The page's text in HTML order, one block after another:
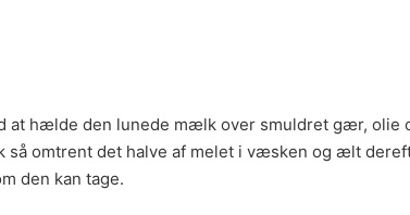
at hælde den lunede mælk over smuldret gær, olie
så omtrent det halve af melet i væsken og ælt
den kan tage.